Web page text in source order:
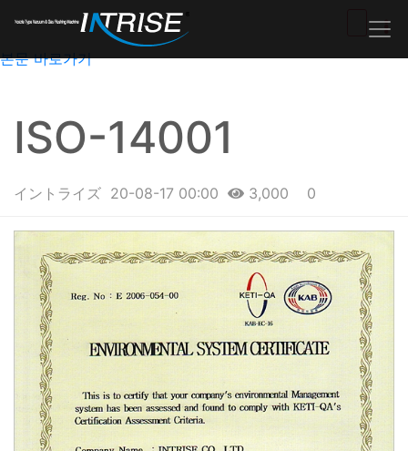
본문 바로가기
ISO-14001
イントライズ 20-08-17 00:00 3,000 0
본문